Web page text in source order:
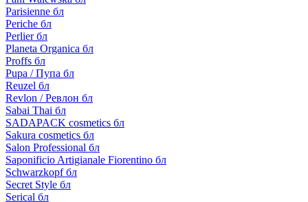
Parisienne бл
Periche бл
Perlier бл
Planeta Organica бл
Proffs бл
Pupa / Пупа бл
Reuzel бл
Revlon / Ревлон бл
Sabai Thai бл
SADAPACK cosmetics бл
Sakura cosmetics бл
Salon Professional бл
Saponificio Artigianale Fiorentino бл
Schwarzkopf бл
Secret Style бл
Serical бл